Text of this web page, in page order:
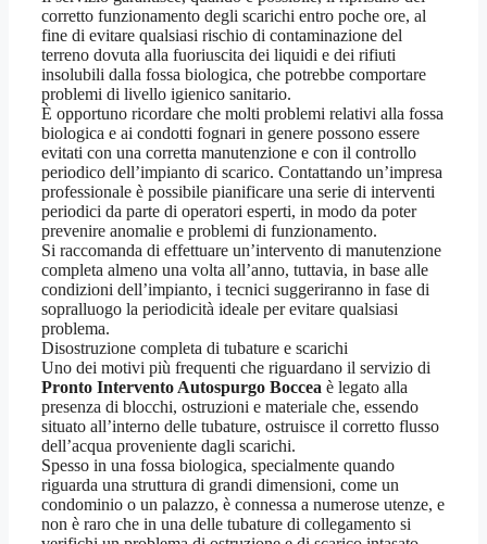
corretto funzionamento degli scarichi entro poche ore, al
fine di evitare qualsiasi rischio di contaminazione del
terreno dovuta alla fuoriuscita dei liquidi e dei rifiuti
insolubili dalla fossa biologica, che potrebbe comportare
problemi di livello igienico sanitario.
È opportuno ricordare che molti problemi relativi alla fossa
biologica e ai condotti fognari in genere possono essere
evitati con una corretta manutenzione e con il controllo
periodico dell’impianto di scarico. Contattando un’impresa
professionale è possibile pianificare una serie di interventi
periodici da parte di operatori esperti, in modo da poter
prevenire anomalie e problemi di funzionamento.
Si raccomanda di effettuare un’intervento di manutenzione
completa almeno una volta all’anno, tuttavia, in base alle
condizioni dell’impianto, i tecnici suggeriranno in fase di
sopralluogo la periodicità ideale per evitare qualsiasi
problema.
Disostruzione completa di tubature e scarichi
Uno dei motivi più frequenti che riguardano il servizio di
Pronto Intervento Autospurgo Boccea è legato alla
presenza di blocchi, ostruzioni e materiale che, essendo
situato all’interno delle tubature, ostruisce il corretto flusso
dell’acqua proveniente dagli scarichi.
Spesso in una fossa biologica, specialmente quando
riguarda una struttura di grandi dimensioni, come un
condominio o un palazzo, è connessa a numerose utenze, e
non è raro che in una delle tubature di collegamento si